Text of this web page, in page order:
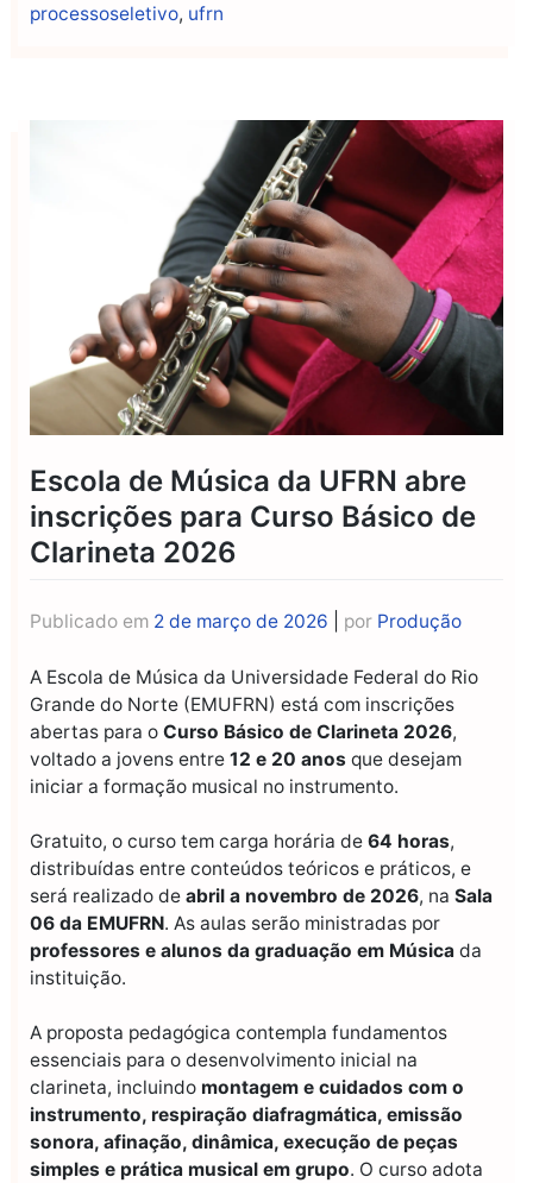
processoseletivo, ufrn
Escola de Música da UFRN abre
inscrições para Curso Básico de
Clarineta 2026
Publicado em 2 de março de 2026 por Produção
A Escola de Música da Universidade Federal do Rio
Grande do Norte (EMUFRN) está com inscrições
abertas para o Curso Básico de Clarineta 2026,
voltado a jovens entre 12 e 20 anos que desejam
iniciar a formação musical no instrumento.
Gratuito, o curso tem carga horária de 64 horas,
distribuídas entre conteúdos teóricos e práticos, e
será realizado de abril a novembro de 2026, na Sala
06 da EMUFRN. As aulas serão ministradas por
professores e alunos da graduação em Música da
instituição.
A proposta pedagógica contempla fundamentos
essenciais para o desenvolvimento inicial na
clarineta, incluindo montagem e cuidados com o
instrumento, respiração diafragmática, emissão
sonora, afinação, dinâmica, execução de peças
simples e prática musical em grupo. O curso adota